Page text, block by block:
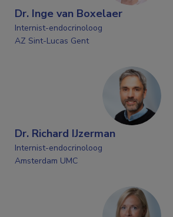
Dr. Inge van Boxelaer
Internist-endocrinoloog
AZ Sint-Lucas Gent
Dr. Richard IJzerman
Internist-endocrinoloog
Amsterdam UMC